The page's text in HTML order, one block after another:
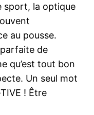
sport, la optique
au pousse.
parfaite de
qu’est tout bon
Un seul mot
! Être